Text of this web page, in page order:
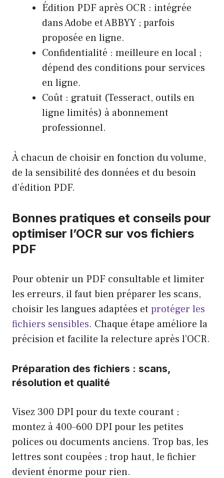
Édition PDF après OCR : intégrée
dans Adobe et ABBYY ; parfois
proposée en ligne.
Confidentialité : meilleure en local ;
dépend des conditions pour services
en ligne.
Coût : gratuit (Tesseract, outils en
ligne limités) à abonnement
professionnel.
À chacun de choisir en fonction du volume,
de la sensibilité des données et du besoin
d’édition PDF.
Bonnes pratiques et conseils pour
optimiser l’OCR sur vos fichiers
PDF
Pour obtenir un PDF consultable et limiter
les erreurs, il faut bien préparer les scans,
choisir les langues adaptées et protéger les
fichiers sensibles. Chaque étape améliore la
précision et facilite la relecture après l’OCR.
Préparation des fichiers : scans,
résolution et qualité
Visez 300 DPI pour du texte courant ;
montez à 400–600 DPI pour les petites
polices ou documents anciens. Trop bas, les
lettres sont coupées ; trop haut, le fichier
devient énorme pour rien.